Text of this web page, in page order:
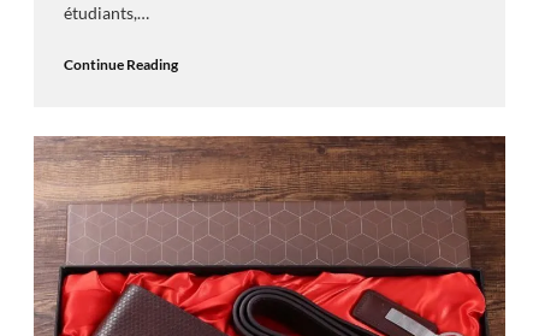
étudiants,…
Continue Reading